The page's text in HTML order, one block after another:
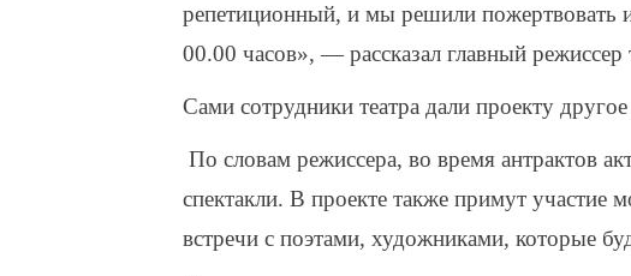
репетиционный, и мы решили пожертвовать
00.00 часов», — рассказал главный
Сами сотрудники театра дали проекту
По словам режиссера, во время антрактов
спектакли. В проекте также примут участие
встречи с поэтами, художниками, которые